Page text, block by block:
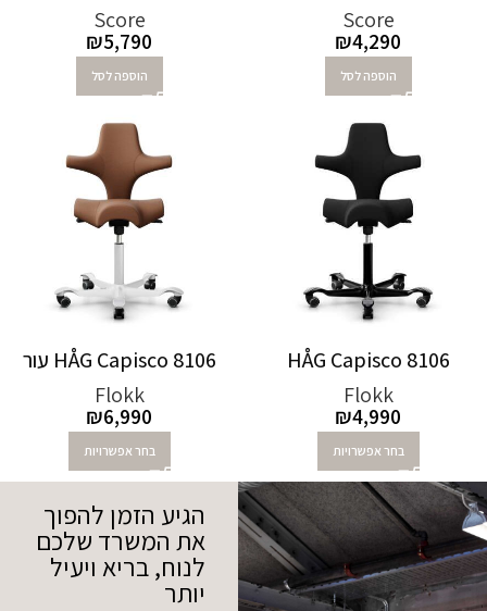
Score
₪4,290
הוספה לסל
Score
₪5,790
הוספה לסל
HÅG Capisco 8106
Flokk
₪4,990
בחר אפשרויות
HÅG Capisco 8106 עור
Flokk
₪6,990
בחר אפשרויות
הגיע הזמן להפוך
את המשרד שלכם
לנוח, בריא ויעיל
יותר